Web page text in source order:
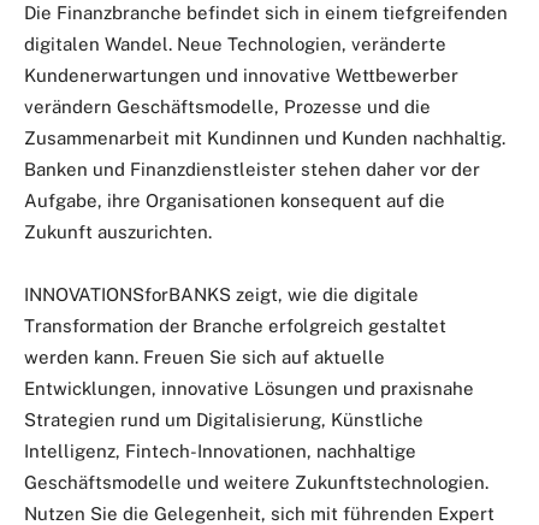
Die Finanzbranche befindet sich in einem tiefgreifenden
digitalen Wandel. Neue Technologien, veränderte
Kundenerwartungen und innovative Wettbewerber
verändern Geschäftsmodelle, Prozesse und die
Zusammenarbeit mit Kundinnen und Kunden nachhaltig.
Banken und Finanzdienstleister stehen daher vor der
Aufgabe, ihre Organisationen konsequent auf die
Zukunft auszurichten.
INNOVATIONSforBANKS zeigt, wie die digitale
Transformation der Branche erfolgreich gestaltet
werden kann. Freuen Sie sich auf aktuelle
Entwicklungen, innovative Lösungen und praxisnahe
Strategien rund um Digitalisierung, Künstliche
Intelligenz, Fintech-Innovationen, nachhaltige
Geschäftsmodelle und weitere Zukunftstechnologien.
Nutzen Sie die Gelegenheit, sich mit führenden Expert